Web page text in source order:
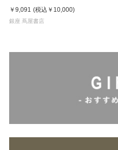
￥9,091 (税込 ￥10,000)
銀座 蔦屋書店